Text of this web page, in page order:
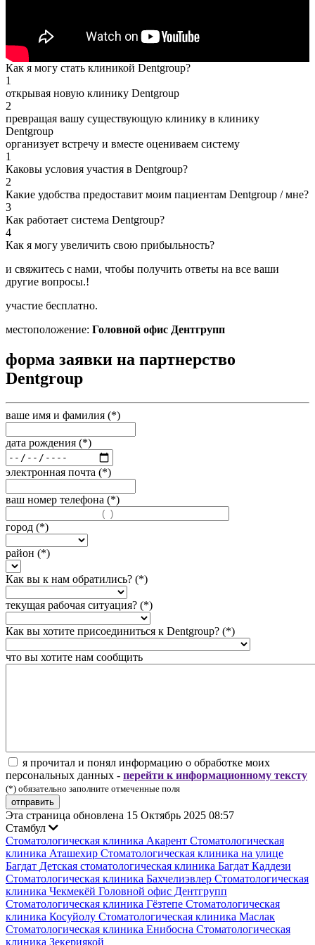
Как я могу стать клиникой Dentgroup?
1
открывая новую клинику Dentgroup
2
превращая вашу существующую клинику в клинику
Dentgroup
организует встречу и вместе оцениваем систему
1
Каковы условия участия в Dentgroup?
2
Какие удобства предоставит моим пациентам Dentgroup / мне?
3
Как работает система Dentgroup?
4
Как я могу увеличить свою прибыльность?
и свяжитесь с нами, чтобы получить ответы на все ваши
другие вопросы.!
участие бесплатно.
местоположение: Головной офис Дентгрупп
форма заявки на партнерство
Dentgroup
ваше имя и фамилия (*)
дата рождения (*)
электронная почта (*)
ваш номер телефона (*)
город (*)
район (*)
Как вы к нам обратились? (*)
текущая рабочая ситуация? (*)
Как вы хотите присоединиться к Dentgroup? (*)
что вы хотите нам сообщить
я прочитал и понял информацию о обработке моих
персональных данных - перейти к информационному тексту
(*) обязательно заполните отмеченные поля
отправить
Эта страница обновлена 15 Октябрь 2025 08:57
Стамбул
Стоматологическая клиника Акарент Стоматологическая
клиника Аташехир Стоматологическая клиника на улице
Багдат Детская стоматологическая клиника Багдат Каддези
Стоматологическая клиника Бахчелиэвлер Стоматологическая
клиника Чекмекёй Головной офис Дентгрупп
Стоматологическая клиника Гёзтепе Стоматологическая
клиника Косуйолу Стоматологическая клиника Маслак
Стоматологическая клиника Енибосна Стоматологическая
клиника Зекериякой